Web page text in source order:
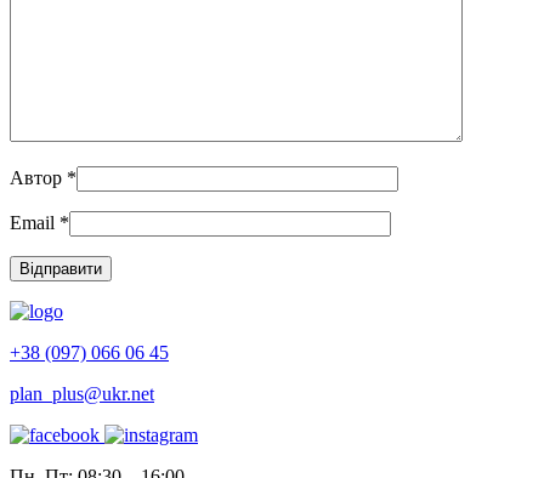
Автор *
Email *
+38 (097) 066 06 45
plan_plus@ukr.net